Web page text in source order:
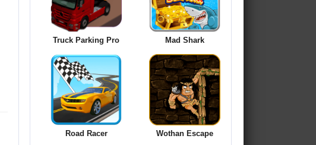
Truck Parking Pro Mad Shark
Road Racer Wothan Escape